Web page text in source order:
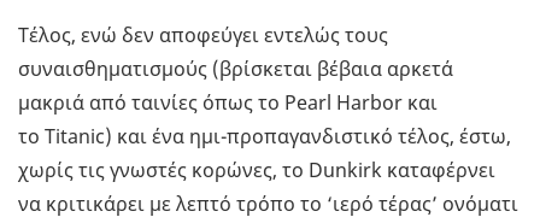
Τέλος, ενώ δεν αποφεύγει εντελώς τους
συναισθηματισμούς (βρίσκεται βέβαια αρκετά
μακριά από ταινίες όπως το Pearl Harbor και
το Titanic) και ένα ημι-προπαγανδιστικό τέλος, έστω,
χωρίς τις γνωστές κορώνες, το Dunkirk καταφέρνει
να κριτικάρει με λεπτό τρόπο το ‘ιερό τέρας’ ονόματι